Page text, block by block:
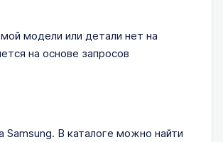
модели или детали нет на
на основе запросов
В каталоге можно найти